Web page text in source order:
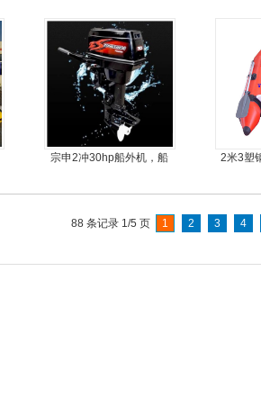
宗申2冲30hp船外机，船
2米3塑
88 条记录 1/5 页
1 2 3 4